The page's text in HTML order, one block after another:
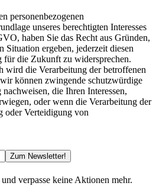
personenbezogenen
unseres berechtigten Interesses
haben Sie das Recht aus Gründen,
Situation ergeben, jederzeit diesen
für die Zukunft zu widersprechen.
wird die Verarbeitung der betroffenen
können zwingende schutzwürdige
die Ihren Interessen,
oder wenn die Verarbeitung der
oder Verteidigung von
Zum Newsletter!
verpasse keine Aktionen mehr.